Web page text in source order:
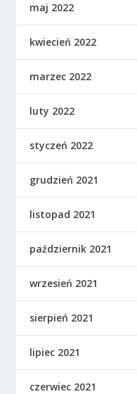
maj 2022
kwiecień 2022
marzec 2022
luty 2022
styczeń 2022
grudzień 2021
listopad 2021
październik 2021
wrzesień 2021
sierpień 2021
lipiec 2021
czerwiec 2021